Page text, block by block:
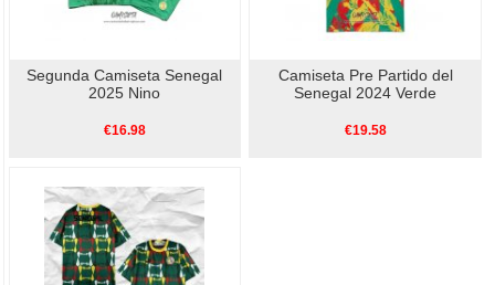
Segunda Camiseta Senegal
2025 Nino
€16.98
Camiseta Pre Partido del
Senegal 2024 Verde
€19.58